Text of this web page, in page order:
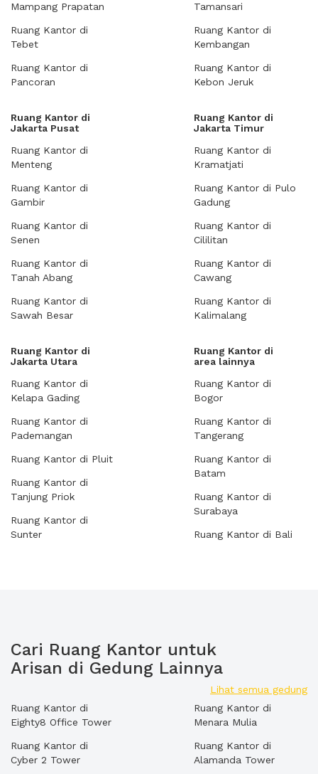
Mampang Prapatan
Ruang Kantor di
Tebet
Ruang Kantor di
Pancoran
Tamansari
Ruang Kantor di
Kembangan
Ruang Kantor di
Kebon Jeruk
Ruang Kantor di
Jakarta Pusat
Ruang Kantor di
Menteng
Ruang Kantor di
Gambir
Ruang Kantor di
Senen
Ruang Kantor di
Tanah Abang
Ruang Kantor di
Sawah Besar
Ruang Kantor di
Jakarta Timur
Ruang Kantor di
Kramatjati
Ruang Kantor di Pulo
Gadung
Ruang Kantor di
Cililitan
Ruang Kantor di
Cawang
Ruang Kantor di
Kalimalang
Ruang Kantor di
Jakarta Utara
Ruang Kantor di
Kelapa Gading
Ruang Kantor di
Pademangan
Ruang Kantor di Pluit
Ruang Kantor di
Tanjung Priok
Ruang Kantor di
Sunter
Ruang Kantor di
area lainnya
Ruang Kantor di
Bogor
Ruang Kantor di
Tangerang
Ruang Kantor di
Batam
Ruang Kantor di
Surabaya
Ruang Kantor di Bali
Cari Ruang Kantor untuk
Arisan di Gedung Lainnya
Lihat semua gedung
Ruang Kantor di
Eighty8 Office Tower
Ruang Kantor di
Cyber 2 Tower
Ruang Kantor di
Menara Mulia
Ruang Kantor di
Alamanda Tower